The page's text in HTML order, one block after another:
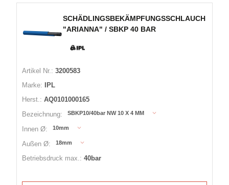
SCHÄDLINGSBEKÄMPFUNGSSCHLAUCH
"ARIANNA" / SBKP 40 BAR
Artikel Nr.: 3200583
Marke:
IPL
Herst.: AQ0101000165
Bezeichnung:
SBKP10/40bar NW 10 X 4 MM
Innen Ø: 10mm
Außen Ø: 18mm
Betriebsdruck max.: 40bar